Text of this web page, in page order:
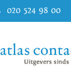
020 524 98 00